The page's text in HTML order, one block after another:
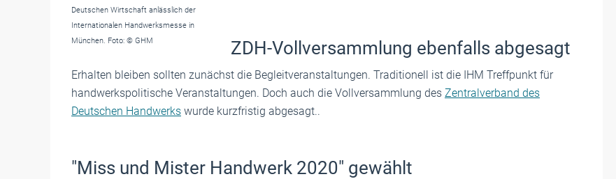
Deutschen Wirtschaft anlässlich der
Internationalen Handwerksmesse in
München. Foto: © GHM
ZDH-Vollversammlung ebenfalls abgesagt
Erhalten bleiben sollten zunächst die Begleitveranstaltungen. Traditionell ist die IHM Treffpunkt für
handwerkspolitische Veranstaltungen. Doch auch die Vollversammlung des Zentralverband des
Deutschen Handwerks wurde kurzfristig abgesagt..
"Miss und Mister Handwerk 2020" gewählt